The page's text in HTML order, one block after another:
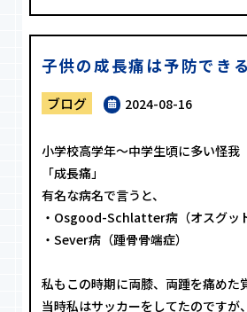
子供の成長痛は予防できる
ブログ 2024-08-16
小学校高学年〜中学生頃に多い怪我
「成長痛」
有名な病名で言うと、
・Osgood-Schlatter病（オスグッ
・Sever病（踵骨骨端症）
私もこの時期に両膝、両踵を痛めた
当時私はサッカーをしてたのですが